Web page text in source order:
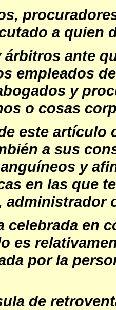
a quien
ante
empleados
y
o cosas
este artículo
a sus
y
en las que
celebrada en
es
por la
de